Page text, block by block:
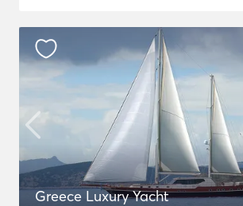
Greece Luxury Yacht